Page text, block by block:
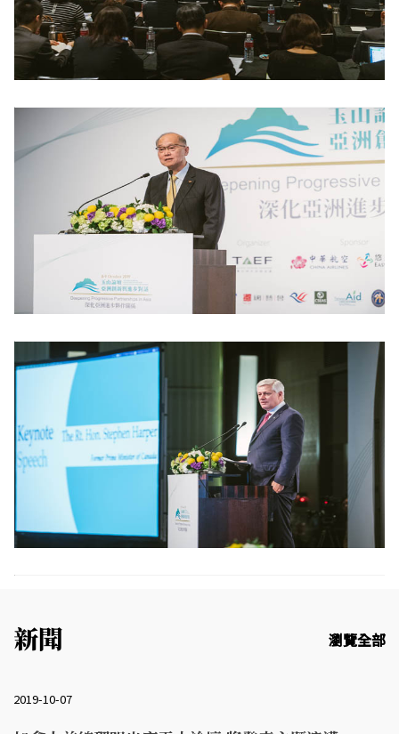
新聞 瀏覽全部
2019-10-07